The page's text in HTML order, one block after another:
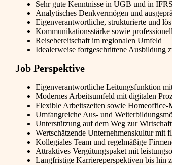
Sehr gute Kenntnisse in UGB und in IFRS
Analytisches Denkvermögen und
Eigenverantwortliche, strukturierte und
Kommunikationsstärke sowie
Reisebereitschaft im regionalen Umfeld
Idealerweise fortgeschrittene Ausbildung
Job Perspektive
Eigenverantwortliche Leitungsfunktion
Modernes Arbeitsumfeld mit digitalen
Flexible Arbeitszeiten sowie Homeoffice-
Umfangreiche Aus- und
Unterstützung auf dem Weg zur
Wertschätzende Unternehmenskultur mit
Kollegiales Team und regelmäßige
Attraktives Vergütungspaket mit
Langfristige Karriereperspektiven bis hin